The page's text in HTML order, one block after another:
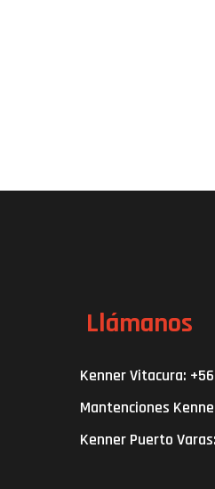
Llámanos
Kenner Vitacura:
Mantenciones
Kenner Puerto